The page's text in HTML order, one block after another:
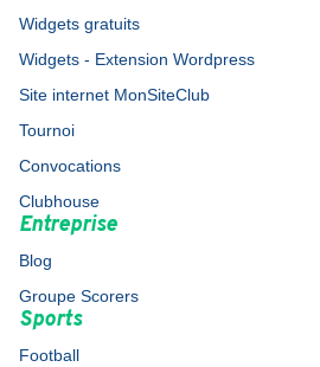
Widgets gratuits
Widgets - Extension Wordpress
Site internet MonSiteClub
Tournoi
Convocations
Clubhouse
Entreprise
Blog
Groupe Scorers
Sports
Football